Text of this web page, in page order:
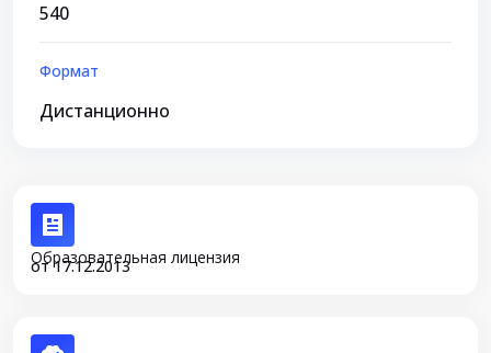
540
Формат
Дистанционно
Образовательная лицензия
от 17.12.2013